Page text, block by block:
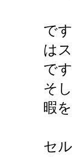
で
は
で
そ
暇
セ